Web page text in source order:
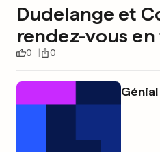
Dudelange et
rendez-vous en
0 0